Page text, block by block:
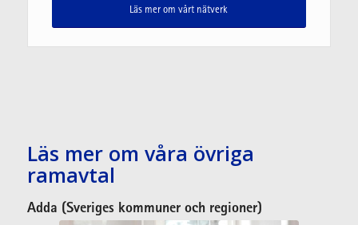
Läs mer om vårt nätverk
Läs mer om våra övriga
ramavtal
Adda (Sveriges kommuner och regioner)